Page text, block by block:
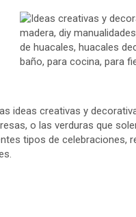
ideas creativas y
o las verduras que
tipos de celebraciones,